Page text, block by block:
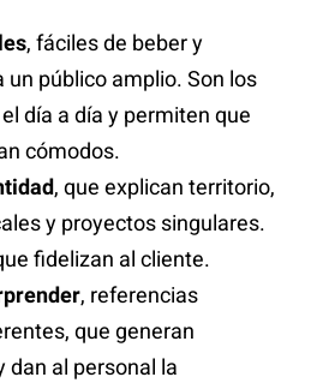
, fáciles de beber y
un público amplio. Son los
día a día y permiten que
cómodos.
, que explican territorio,
y proyectos singulares.
fidelizan al cliente.
, referencias
que generan
dan al personal la